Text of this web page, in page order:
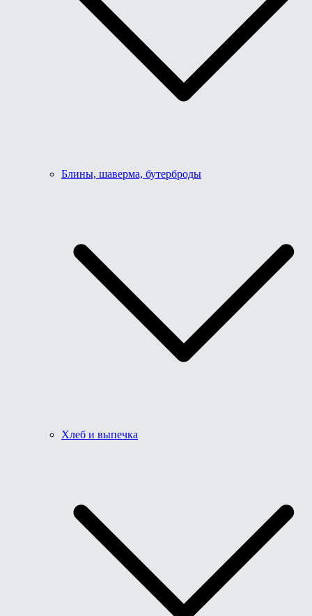
Блины, шаверма, бутерброды
Хлеб и выпечка